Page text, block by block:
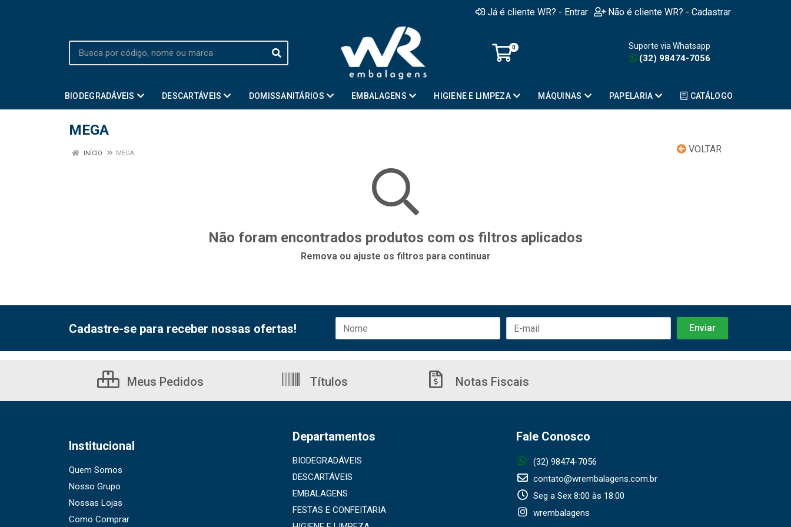
Já é cliente WR? - Entrar Não é cliente WR? - Cadastrar
0 Suporte via Whatsapp
(32) 98474-7056
BIODEGRADÁVEIS DESCARTÁVEIS DOMISSANITÁRIOS EMBALAGENS HIGIENE E LIMPEZA MÁQUINAS PAPELARIA CATÁLOGO
MEGA
VOLTAR
INÍCIO MEGA
Não foram encontrados produtos com os filtros aplicados
Remova ou ajuste os filtros para continuar
Cadastre-se para receber nossas ofertas!
Meus Pedidos Títulos Notas Fiscais
Institucional
Quem Somos
Nosso Grupo
Nossas Lojas
Como Comprar
Departamentos
BIODEGRADÁVEIS
DESCARTÁVEIS
EMBALAGENS
FESTAS E CONFEITARIA
Fale Conosco
(32) 98474-7056
contato@wrembalagens.com.br
Seg a Sex 8:00 às 18:00
wrembalagens